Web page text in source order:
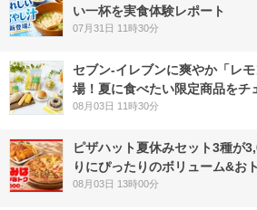
い一杯を実食体験レポート
07月31日 11時30分
セブン‐イレブンに爽やか「レ
場！夏に食べたい限定商品をチ
08月03日 11時30分
ピザハット夏休みセット3種が
りにぴったりのボリューム&お
08月03日 13時00分